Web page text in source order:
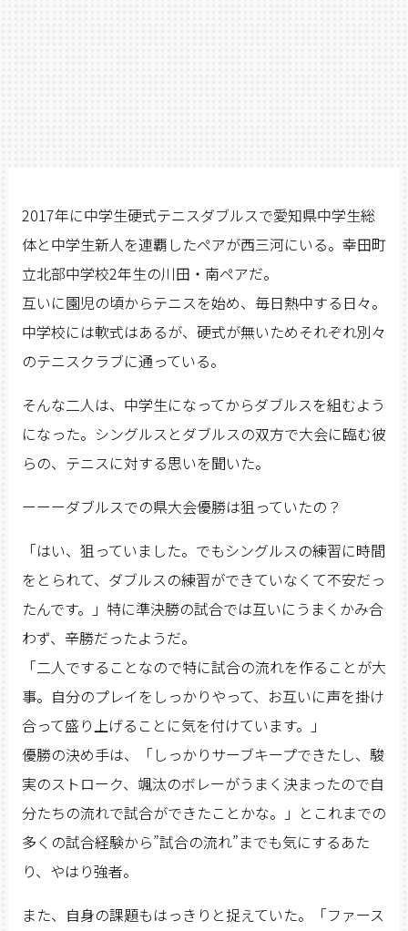
2017年に中学生硬式テニスダブルスで愛知県中学生総
体と中学生新人を連覇したペアが西三河にいる。幸田町
立北部中学校2年生の川田・南ペアだ。
互いに園児の頃からテニスを始め、毎日熱中する日々。
中学校には軟式はあるが、硬式が無いためそれぞれ別々
のテニスクラブに通っている。
そんな二人は、中学生になってからダブルスを組むよう
になった。シングルスとダブルスの双方で大会に臨む彼
らの、テニスに対する思いを聞いた。
ーーーダブルスでの県大会優勝は狙っていたの？
「はい、狙っていました。でもシングルスの練習に時間
をとられて、ダブルスの練習ができていなくて不安だっ
たんです。」特に準決勝の試合では互いにうまくかみ合
わず、辛勝だったようだ。
「二人ですることなので特に試合の流れを作ることが大
事。自分のプレイをしっかりやって、お互いに声を掛け
合って盛り上げることに気を付けています。」
優勝の決め手は、「しっかりサーブキープできたし、駿
実のストローク、颯汰のボレーがうまく決まったので自
分たちの流れで試合ができたことかな。」とこれまでの
多くの試合経験から”試合の流れ”までも気にするあた
り、やはり強者。
また、自身の課題もはっきりと捉えていた。「ファース